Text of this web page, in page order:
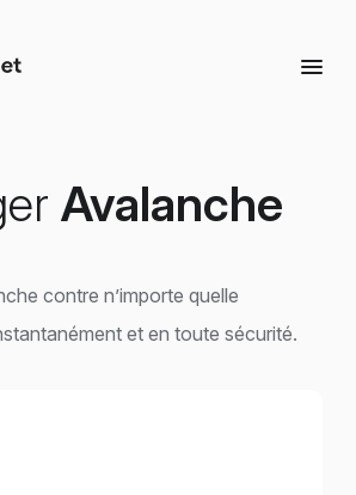
Avalanche
contre n’importe quelle
et en toute sécurité.